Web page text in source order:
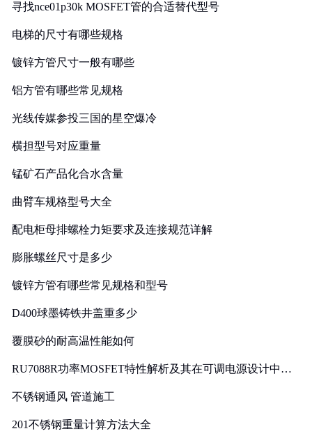
寻找nce01p30k MOSFET管的合适替代型号
电梯的尺寸有哪些规格
镀锌方管尺寸一般有哪些
铝方管有哪些常见规格
光线传媒参投三国的星空爆冷
横担型号对应重量
锰矿石产品化合水含量
曲臂车规格型号大全
配电柜母排螺栓力矩要求及连接规范详解
膨胀螺丝尺寸是多少
镀锌方管有哪些常见规格和型号
D400球墨铸铁井盖重多少
覆膜砂的耐高温性能如何
RU7088R功率MOSFET特性解析及其在可调电源设计中的
不锈钢通风 管道施工
201不锈钢重量计算方法大全